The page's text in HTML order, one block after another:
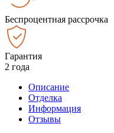
Беспроцентная рассрочка
Гарантия
2 года
Описание
Отделка
Информация
Отзывы